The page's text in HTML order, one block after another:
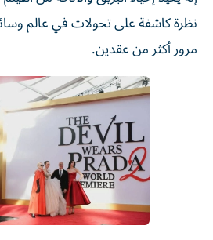
نظرة كاشفة على تحولات في عالم
⁠مرور أكثر من عقدين.